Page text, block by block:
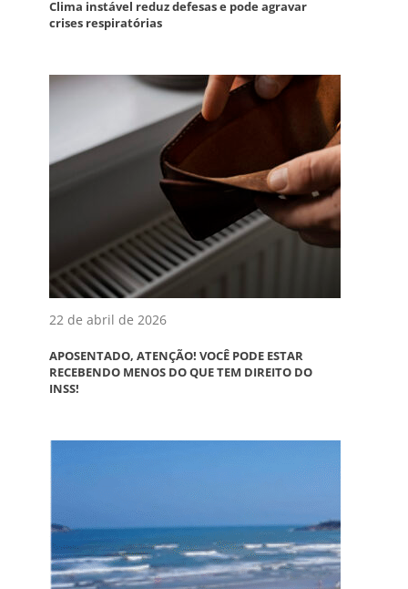
Clima instável reduz defesas e pode agravar
crises respiratórias
22 de abril de 2026
APOSENTADO, ATENÇÃO! VOCÊ PODE ESTAR
RECEBENDO MENOS DO QUE TEM DIREITO DO
INSS!